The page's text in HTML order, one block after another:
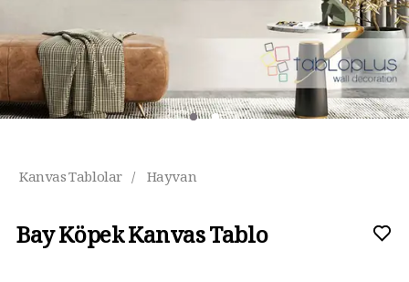
Kanvas Tablolar / Hayvan
Bay Köpek Kanvas Tablo